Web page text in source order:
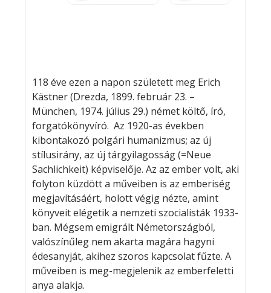
118 éve ezen a napon született meg Erich
Kästner (Drezda, 1899. február 23. –
München, 1974. július 29.) német költő, író,
forgatókönyvíró. Az 1920-as években
kibontakozó polgári humanizmus; az új
stílusirány, az új tárgyilagosság (=Neue
Sachlichkeit) képviselője. Az az ember volt, aki
folyton küzdött a műveiben is az emberiség
megjavításáért, holott végig nézte, amint
könyveit elégetik a nemzeti szocialisták 1933-
ban. Mégsem emigrált Németországból,
valószínűleg nem akarta magára hagyni
édesanyját, akihez szoros kapcsolat fűzte. A
műveiben is meg-megjelenik az emberfeletti
anya alakja.